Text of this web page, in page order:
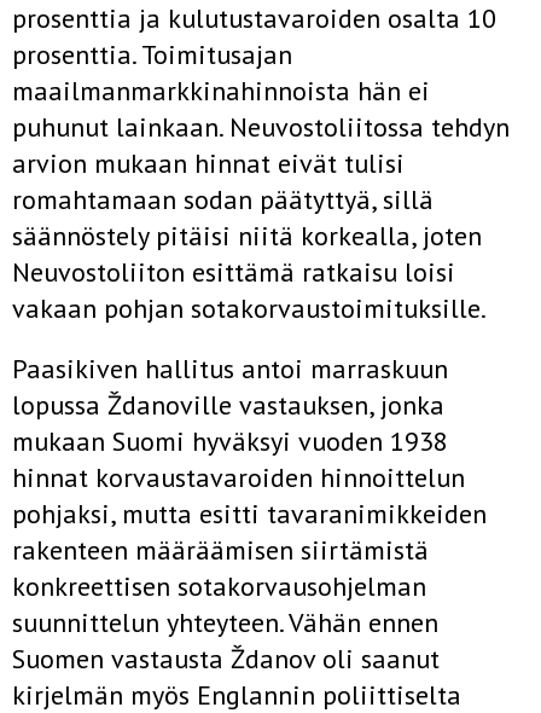
prosenttia ja kulutustavaroiden osalta 10
prosenttia. Toimitusajan
maailmanmarkkinahinnoista hän ei
puhunut lainkaan. Neuvostoliitossa tehdyn
arvion mukaan hinnat eivät tulisi
romahtamaan sodan päätyttyä, sillä
säännöstely pitäisi niitä korkealla, joten
Neuvostoliiton esittämä ratkaisu loisi
vakaan pohjan sotakorvaustoimituksille.
Paasikiven hallitus antoi marraskuun
lopussa Ždanoville vastauksen, jonka
mukaan Suomi hyväksyi vuoden 1938
hinnat korvaustavaroiden hinnoittelun
pohjaksi, mutta esitti tavaranimikkeiden
rakenteen määräämisen siirtämistä
konkreettisen sotakorvausohjelman
suunnittelun yhteyteen. Vähän ennen
Suomen vastausta Ždanov oli saanut
kirjelmän myös Englannin poliittiselta